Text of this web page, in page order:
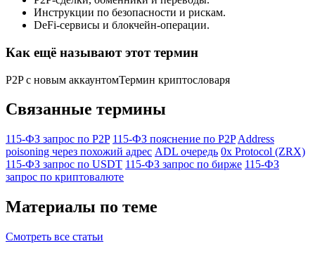
Инструкции по безопасности и рискам.
DeFi-сервисы и блокчейн-операции.
Как ещё называют этот термин
P2P с новым аккаунтомТермин криптословаря
Связанные термины
115-ФЗ запрос по P2P 115-ФЗ пояснение по P2P Address
poisoning через похожий адрес ADL очередь 0x Protocol (ZRX)
115-ФЗ запрос по USDT 115-ФЗ запрос по бирже 115-ФЗ
запрос по криптовалюте
Материалы по теме
Смотреть все статьи